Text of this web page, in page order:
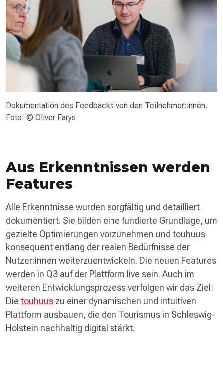
Dokumentation des Feedbacks von den Teilnehmer:innen.
Foto: © Oliver Farys
Aus Erkenntnissen werden
Features
Alle Erkenntnisse wurden sorgfältig und detailliert
dokumentiert. Sie bilden eine fundierte Grundlage, um
gezielte Optimierungen vorzunehmen und touhuus
konsequent entlang der realen Bedürfnisse der
Nutzer:innen weiterzuentwickeln. Die neuen Features
werden in Q3 auf der Plattform live sein. Auch im
weiteren Entwicklungsprozess verfolgen wir das Ziel:
Die touhuus zu einer dynamischen und intuitiven
Plattform ausbauen, die den Tourismus in Schleswig-
Holstein nachhaltig digital stärkt.